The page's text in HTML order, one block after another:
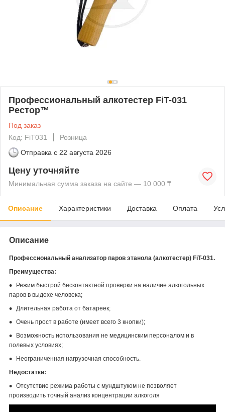
Профессиональный алкотестер FiT-031
Рестор™
Под заказ
Код: FiT031
Розница
Отправка с 22 августа 2026
Цену уточняйте
Минимальная сумма заказа на сайте — 10 000 ₸
Описание Характеристики Доставка Оплата
Описание
Профессиональный анализатор паров этанола (алкотестер) FiT-031.
Преимущества:
Режим быстрой бесконтактной проверки на наличие алкогольных
паров в выдохе человека;
Длительная работа от батареек;
Очень прост в работе (имеет всего 3 кнопки);
Возможность использования не медицинским персоналом и в
полевых условиях;
Неограниченная нагрузочная способность.
Недостатки:
Отсутствие режима работы с мундштуком не позволяет
производить точный анализ концентрации алкоголя